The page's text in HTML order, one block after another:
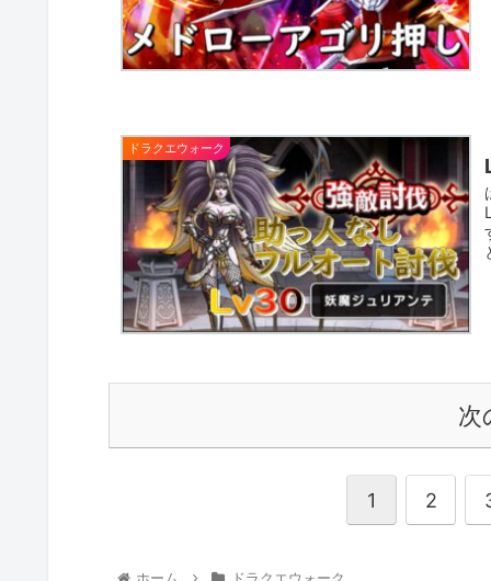
ドラクエウォーク
次
1 2